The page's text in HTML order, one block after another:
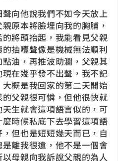
向他說我們不如今天放上
原本將臉埋向我的胸脯，
將頭抬起，我能看見父親
抽噎聲像是機械無法順利
油，再推波助瀾，父親其
在幾乎發不出聲，我不記
概是我回家的第二天開始
父親很可憐，但他很快就
生就會這項語言似的，可
時候私底下去學習這項語
但也是短短幾天而已，自
離我很遠，他不是一個會
母親向我訴說父親的為人